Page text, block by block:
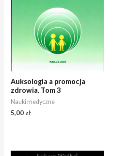
Auksologia a promocja
zdrowia. Tom 3
Nauki medyczne
5,00 zł